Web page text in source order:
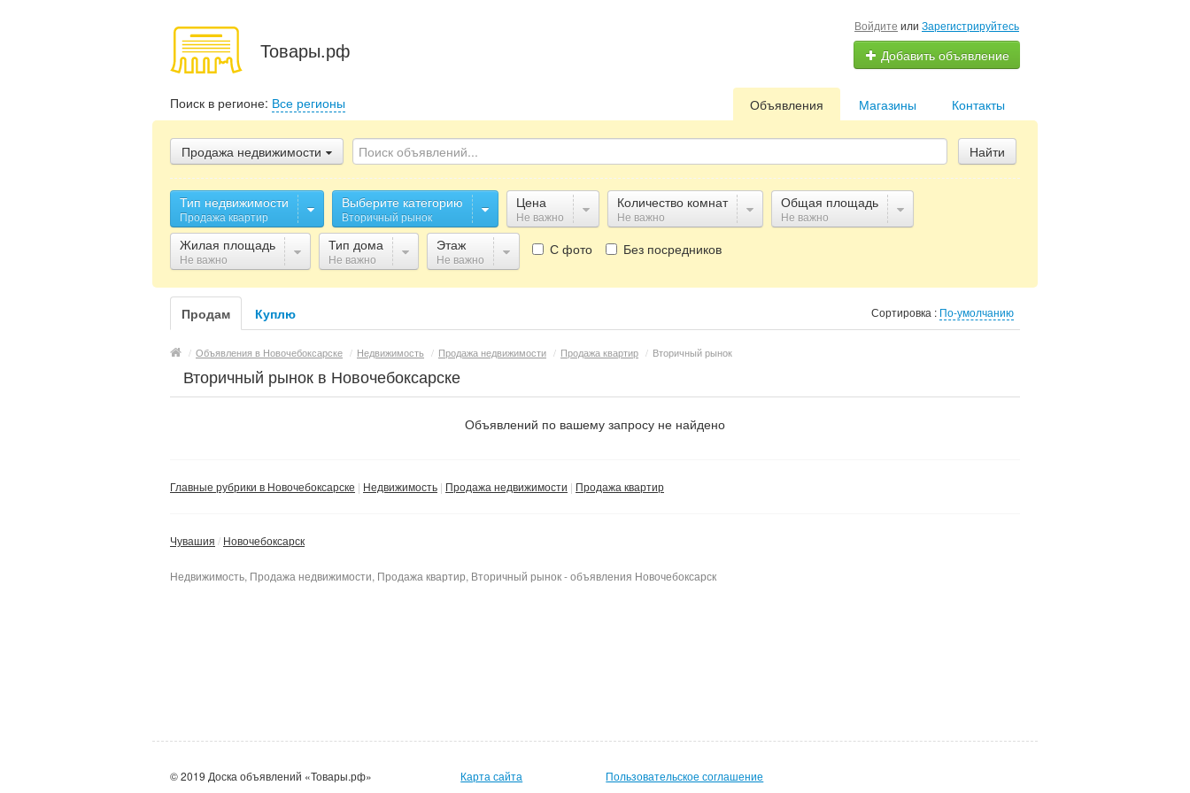
Товары.рф
Войдите или Зарегистрируйтесь
Добавить объявление
Поиск в регионе: Все регионы Контакты
Магазины
Объявления
Продажа недвижимости Найти
Тип недвижимости
Продажа квартир
Выберите категорию
Вторичный рынок
Цена
Не важно
Количество комнат
Не важно
Общая площадь
Не важно
Жилая площадь
Не важно
Тип дома
Не важно
Этаж
Не важно
С фото Без посредников
Продам Куплю Сортировка : По-умолчанию
/ Объявления в Новочебоксарске / Недвижимость / Продажа недвижимости / Продажа квартир / Вторичный рынок
Вторичный рынок в Новочебоксарске
Объявлений по вашему запросу не найдено
Главные рубрики в Новочебоксарске Недвижимость Продажа недвижимости Продажа квартир
Чувашия Новочебоксарск
Недвижимость, Продажа недвижимости, Продажа квартир, Вторичный рынок - объявления Новочебоксарск
© 2019 Доска объявлений «Товары.рф» Карта сайта Пользовательское соглашение